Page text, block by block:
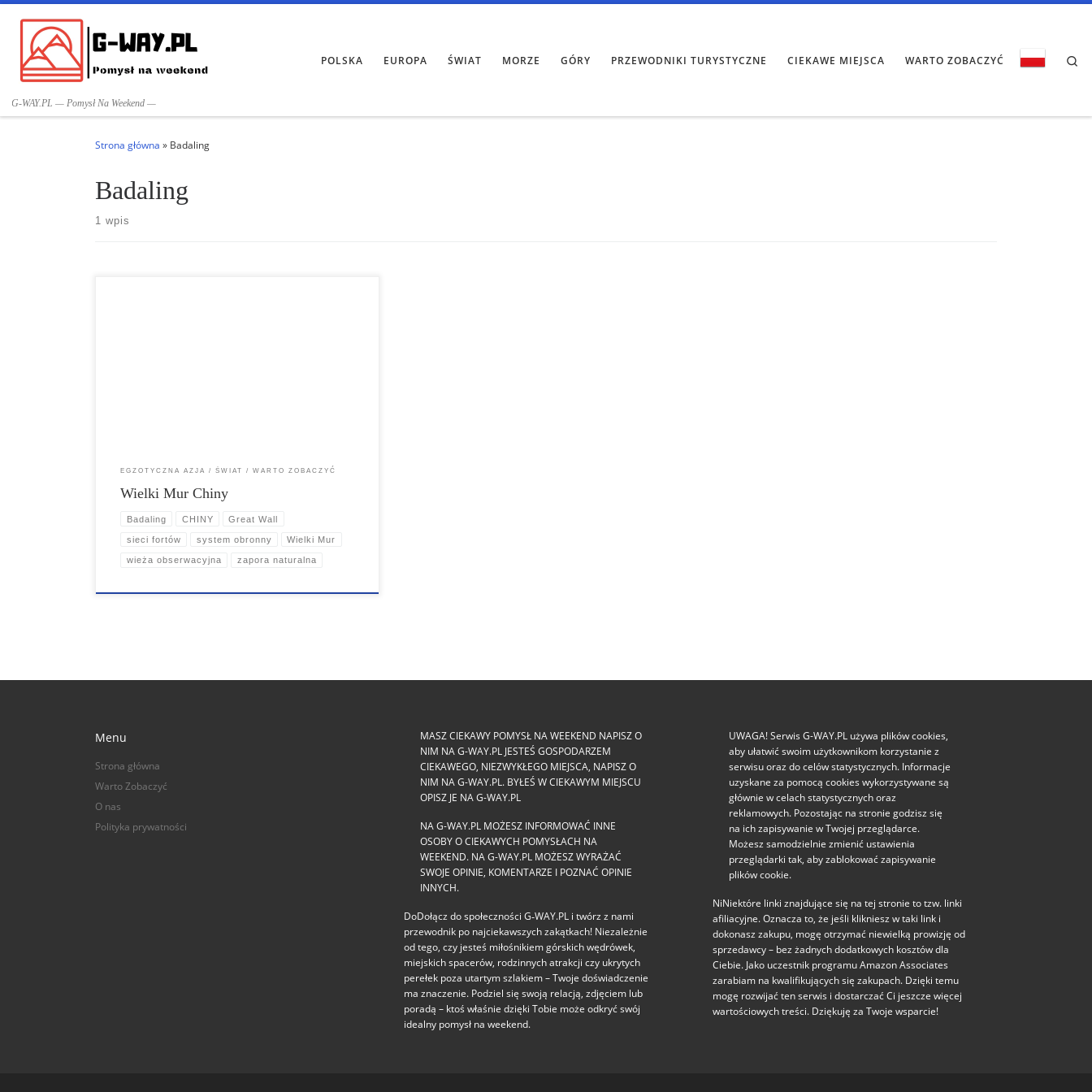
Przejdź do treści
G-WAY.PL — Pomysł Na Weekend —
POLSKA EUROPA ŚWIAT MORZE GÓRY PRZEWODNIKI TURYSTYCZNE CIEKAWE MIEJSCA WARTO ZOBACZYĆ
Strona główna » Badaling
Badaling
1 wpis
EGZOTYCZNA AZJA ŚWIAT WARTO ZOBACZYĆ
Wielki Mur Chiny
Badaling CHINY Great Wall
sieci fortów system obronny Wielki Mur
wieża obserwacyjna zapora naturalna
Menu
Strona główna
Warto Zobaczyć
O nas
Polityka prywatności
MASZ CIEKAWY POMYSŁ NA WEEKEND NAPISZ O
NIM NA G-WAY.PL JESTEŚ GOSPODARZEM
CIEKAWEGO, NIEZWYKŁEGO MIEJSCA, NAPISZ O
NIM NA G-WAY.PL. BYŁEŚ W CIEKAWYM MIEJSCU
OPISZ JE NA G-WAY.PL
NA G-WAY.PL MOŻESZ INFORMOWAĆ INNE
OSOBY O CIEKAWYCH POMYSŁACH NA
WEEKEND. NA G-WAY.PL MOŻESZ WYRAŻAĆ
SWOJE OPINIE, KOMENTARZE I POZNAĆ OPINIE
INNYCH.
DoDołącz do społeczności G‑WAY.PL i twórz z nami
przewodnik po najciekawszych zakątkach! Niezależnie
od tego, czy jesteś miłośnikiem górskich wędrówek,
miejskich spacerów, rodzinnych atrakcji czy ukrytych
perełek poza utartym szlakiem – Twoje doświadczenie
ma znaczenie. Podziel się swoją relacją, zdjęciem lub
poradą – ktoś właśnie dzięki Tobie może odkryć swój
idealny pomysł na weekend.
UWAGA! Serwis G-WAY.PL używa plików cookies,
aby ułatwić swoim użytkownikom korzystanie z
serwisu oraz do celów statystycznych. Informacje
uzyskane za pomocą cookies wykorzystywane są
głównie w celach statystycznych oraz
reklamowych. Pozostając na stronie godzisz się
na ich zapisywanie w Twojej przeglądarce.
Możesz samodzielnie zmienić ustawienia
przeglądarki tak, aby zablokować zapisywanie
plików cookie.
NiNiektóre linki znajdujące się na tej stronie to tzw. linki
afiliacyjne. Oznacza to, że jeśli klikniesz w taki link i
dokonasz zakupu, mogę otrzymać niewielką prowizję od
sprzedawcy – bez żadnych dodatkowych kosztów dla
Ciebie. Jako uczestnik programu Amazon Associates
zarabiam na kwalifikujących się zakupach. Dzięki temu
mogę rozwijać ten serwis i dostarczać Ci jeszcze więcej
wartościowych treści. Dziękuję za Twoje wsparcie!